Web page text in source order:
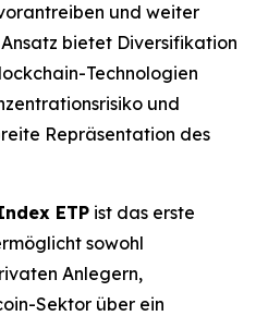
und weiter
bietet Diversifikation
Technologien
und
Repräsentation des
ETP ist das erste
sowohl
Anlegern,
Sektor über ein